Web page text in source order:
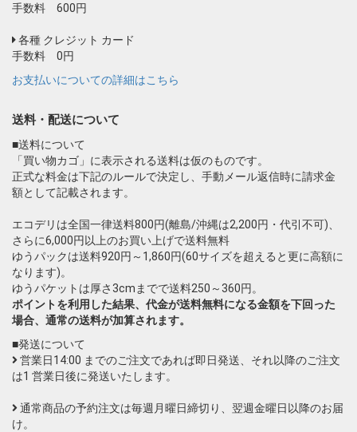
手数料 600円
各種 クレジット カード
手数料 0円
お支払いについての詳細はこちら
送料・配送について
■送料について
「買い物カゴ」に表示される送料は仮のものです。
正式な料金は下記のルールで決定し、手動メール返信時に請求金
額として記載されます。
エコデリは全国一律送料800円(離島/沖縄は2,200円・代引不可)、
さらに6,000円以上のお買い上げで送料無料
ゆうパックは送料920円～1,860円(60サイズを超えると更に高額に
なります)。
ゆうパケットは厚さ3cmまでで送料250～360円。
ポイントを利用した結果、代金が送料無料になる金額を下回った
場合、通常の送料が加算されます。
■発送について
営業日14:00 までのご注文であれば即日発送、それ以降のご注文
は1 営業日後に発送いたします。
通常商品の予約注文は毎週月曜日締切り、翌週金曜日以降のお届
け。